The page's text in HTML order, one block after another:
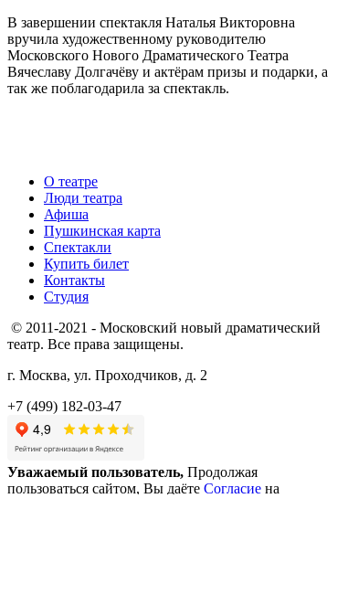
В завершении спектакля Наталья Викторовна
вручила художественному руководителю
Московского Нового Драматического Театра
Вячеславу Долгачёву и актёрам призы и подарки, а
так же поблагодарила за спектакль.
О театре
Люди театра
Афиша
Пушкинская карта
Спектакли
Купить билет
Контакты
Студия
© 2011-2021 - Московский новый драматический
театр. Все права защищены.
г. Москва, ул. Проходчиков, д. 2
+7 (499) 182-03-47
Уважаемый пользователь, Продолжая
пользоваться сайтом, Вы даёте Согласие на